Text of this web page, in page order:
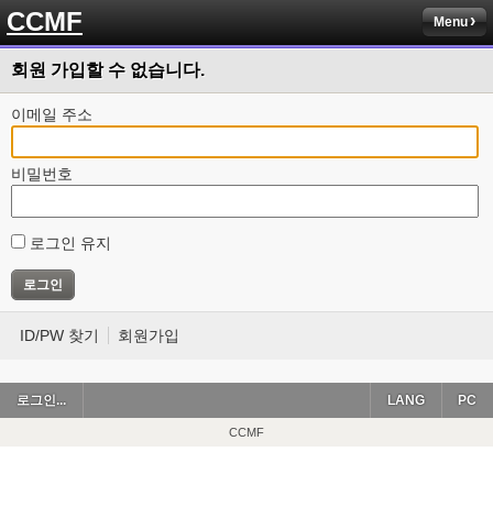
CCMF Menu
회원 가입할 수 없습니다.
이메일 주소
비밀번호
로그인 유지
ID/PW 찾기 회원가입
로그인... PC
LANG
CCMF